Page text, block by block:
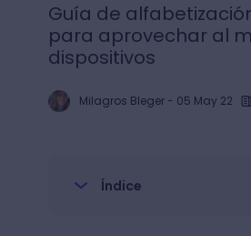
Guía de
para aprovechar al
dispositivos
Milagros Bleger- 05 May 22
Índice